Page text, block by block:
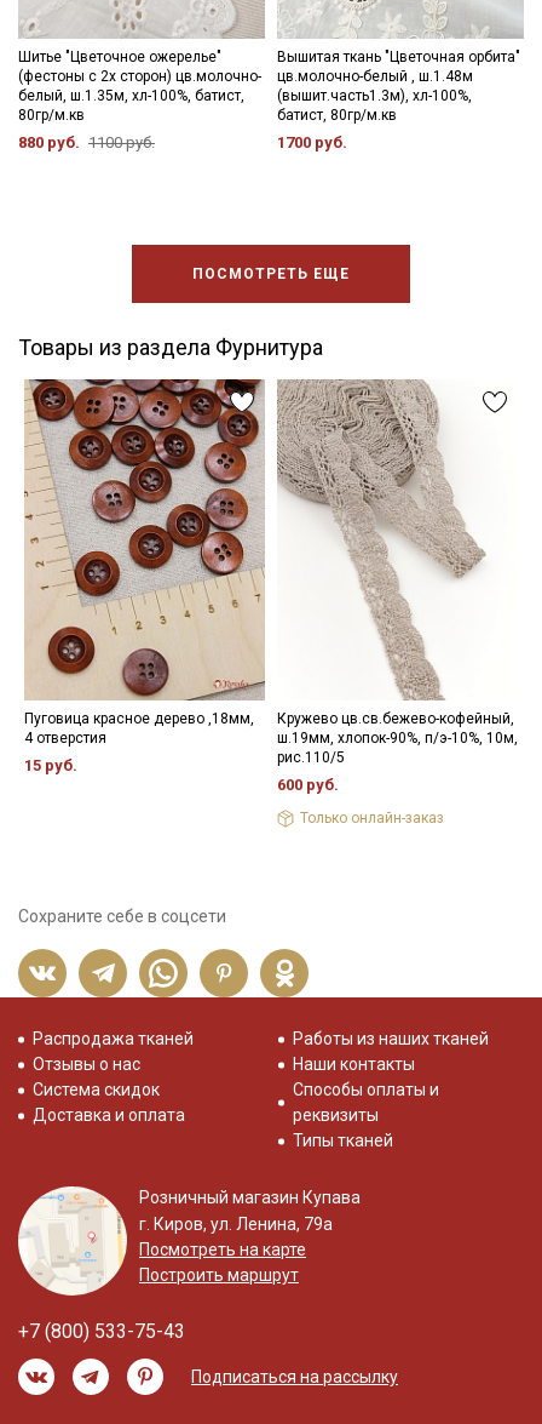
Шитье "Цветочное ожерелье"
(фестоны с 2х сторон) цв.молочно-
белый, ш.1.35м, хл-100%, батист,
80гр/м.кв
880 руб. 1100 руб.
Вышитая ткань "Цветочная орбита"
цв.молочно-белый , ш.1.48м
(вышит.часть1.3м), хл-100%,
батист, 80гр/м.кв
1700 руб.
ПОСМОТРЕТЬ ЕЩЕ
Товары из раздела Фурнитура
Пуговица красное дерево ,18мм,
4 отверстия
15 руб.
Кружево цв.св.бежево-кофейный,
ш.19мм, хлопок-90%, п/э-10%, 10м,
рис.110/5
600 руб.
Только онлайн-заказ
Сохраните себе в соцсети
Распродажа тканей
Отзывы о нас
Система скидок
Доставка и оплата
Работы из наших тканей
Наши контакты
Способы оплаты и
реквизиты
Типы тканей
Розничный магазин Купава
г. Киров, ул. Ленина, 79а
Посмотреть на карте
Построить маршрут
+7 (800) 533-75-43
Подписаться на рассылку